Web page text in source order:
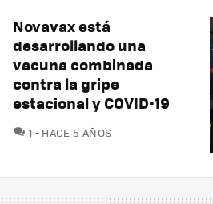
Novavax está
desarrollando una
vacuna combinada
contra la gripe
estacional y COVID-19
1 COMENTARIOS
HACE 5 AÑOS